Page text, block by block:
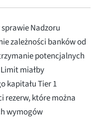
Nadzoru
zależności banków od
potencjalnych
miałby
kapitału Tier 1
rezerw, które można
wymogów